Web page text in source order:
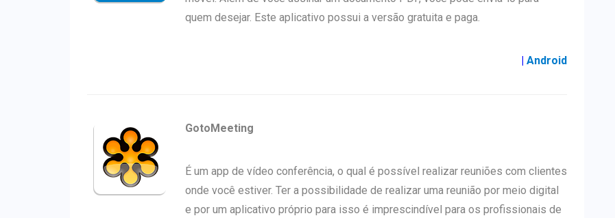
quem desejar. Este aplicativo possui a versão gratuita e paga.
| Android
GotoMeeting
É um app de vídeo conferência, o qual é possível realizar reuniões com clientes
onde você estiver. Ter a possibilidade de realizar uma reunião por meio digital
e por um aplicativo próprio para isso é imprescindível para os profissionais de